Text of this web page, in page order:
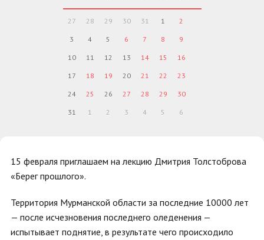
15 февраля приглашаем на лекцию Дмитрия Толстоброва
«Берег прошлого».
Территория Мурманской области за последние 10000 лет
— после исчезновения последнего оледенения —
испытывает поднятие, в результате чего происходило
27 28 29 30 31 1 2
3 4 5 6 7 8 9
10 11 12 13 14 15 16
17 18 19 20 21 22 23
24 25 26 27 28 29 30
31 1 2 3 4 5 6